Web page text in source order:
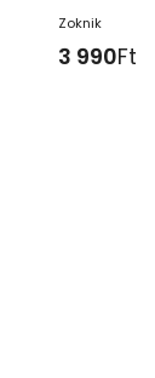
Zoknik
3 990Ft